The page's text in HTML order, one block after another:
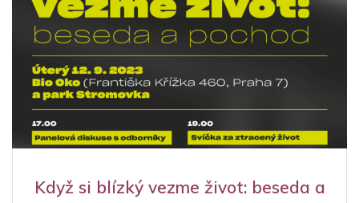
Když si blízký vezme život: beseda a